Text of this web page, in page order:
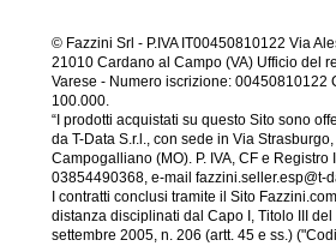
© Fazzini Srl - P.IVA IT00450810122 Via
21010 Cardano al Campo (VA) Ufficio del
Varese - Numero iscrizione: 00450810122
100.000.
“I prodotti acquistati su questo Sito sono
da T-Data S.r.l., con sede in Via
Campogalliano (MO). P. IVA, CF e Registro
03854490368, e-mail fazzini.seller.esp@t-
I contratti conclusi tramite il Sito
distanza disciplinati dal Capo I, Titolo III
settembre 2005, n. 206 (artt. 45 e ss.)